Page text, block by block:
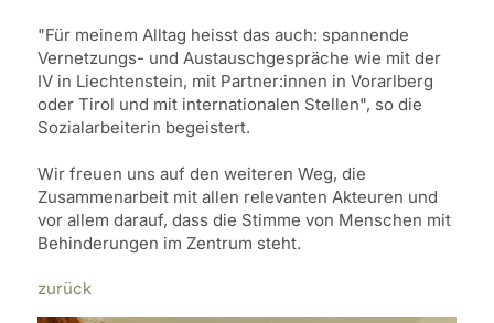
"Für meinem Alltag heisst das auch: spannende
Vernetzungs- und Austauschgespräche wie mit der
IV in Liechtenstein, mit Partner:innen in Vorarlberg
oder Tirol und mit internationalen Stellen", so die
Sozialarbeiterin begeistert.
Wir freuen uns auf den weiteren Weg, die
Zusammenarbeit mit allen relevanten Akteuren und
vor allem darauf, dass die Stimme von Menschen mit
Behinderungen im Zentrum steht.
zurück